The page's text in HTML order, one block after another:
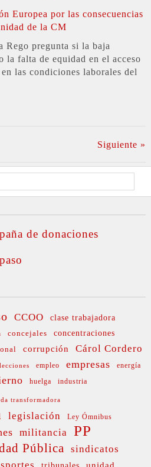
Rego pregunta si la baja
la falta de equidad en el acceso
las condiciones laborales del
Siguiente »
CCOO clase trabajadora
concejales concentraciones
corrupción Cárol Cordero
empleo empresas energía
huelga industria
transformadora
legislación Ley Ómnibus
militancia PP
Pública sindicatos